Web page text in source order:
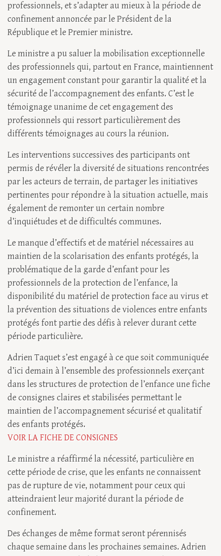
professionnels, et s’adapter au mieux à la période de
confinement annoncée par le Président de la
République et le Premier ministre.
Le ministre a pu saluer la mobilisation exceptionnelle
des professionnels qui, partout en France, maintiennent
un engagement constant pour garantir la qualité et la
sécurité de l’accompagnement des enfants. C’est le
témoignage unanime de cet engagement des
professionnels qui ressort particulièrement des
différents témoignages au cours la réunion.
Les interventions successives des participants ont
permis de révéler la diversité de situations rencontrées
par les acteurs de terrain, de partager les initiatives
pertinentes pour répondre à la situation actuelle, mais
également de remonter un certain nombre
d’inquiétudes et de difficultés communes.
Le manque d’effectifs et de matériel nécessaires au
maintien de la scolarisation des enfants protégés, la
problématique de la garde d’enfant pour les
professionnels de la protection de l’enfance, la
disponibilité du matériel de protection face au virus et
la prévention des situations de violences entre enfants
protégés font partie des défis à relever durant cette
période particulière.
Adrien Taquet s’est engagé à ce que soit communiquée
d’ici demain à l’ensemble des professionnels exerçant
dans les structures de protection de l’enfance une fiche
de consignes claires et stabilisées permettant le
maintien de l’accompagnement sécurisé et qualitatif
des enfants protégés.
VOIR LA FICHE DE CONSIGNES
Le ministre a réaffirmé la nécessité, particulière en
cette période de crise, que les enfants ne connaissent
pas de rupture de vie, notamment pour ceux qui
atteindraient leur majorité durant la période de
confinement.
Des échanges de même format seront pérennisés
chaque semaine dans les prochaines semaines. Adrien